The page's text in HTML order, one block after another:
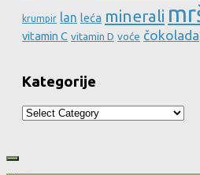
krumpir lan leća minerali
vitamin C vitamin D voće čokolada
Kategorije
Kategorije